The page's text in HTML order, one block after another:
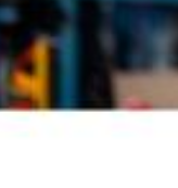
En savoir